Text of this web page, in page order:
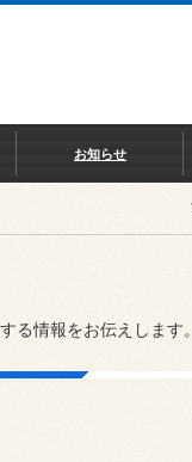
お知らせ
る情報をお伝えします。